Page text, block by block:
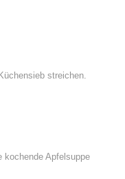
streichen.
kochende Apfelsuppe